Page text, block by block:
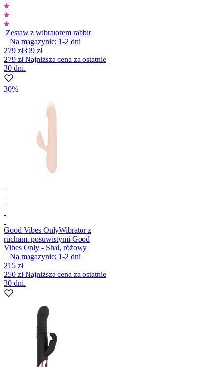
Zestaw z wibratorem rabbit
Na magazynie: 1-2 dni
279 zł399 zł
279 złNajniższa cena za ostatnie
30 dni.
30%
Good Vibes OnlyWibrator z
ruchami posuwistymi Good
Vibes Only - Shai, różowy
Na magazynie: 1-2 dni
215 zł
250 złNajniższa cena za ostatnie
30 dni.